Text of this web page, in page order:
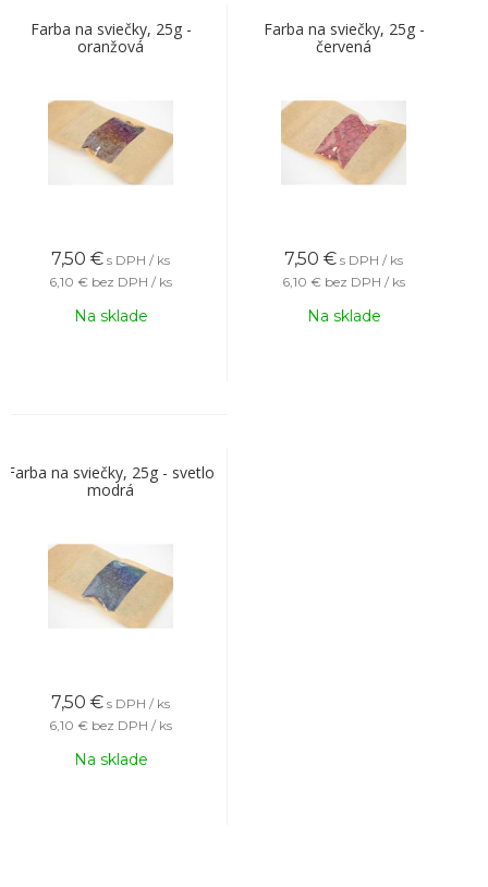
Farba na sviečky, 25g -
oranžová
7,50 € s DPH / ks
6,10 € bez DPH / ks
Na sklade
Farba na sviečky, 25g -
červená
7,50 € s DPH / ks
6,10 € bez DPH / ks
Na sklade
Farba na sviečky, 25g - svetlo
modrá
7,50 € s DPH / ks
6,10 € bez DPH / ks
Na sklade